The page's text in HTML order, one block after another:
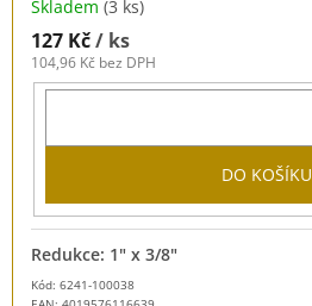
Skladem (3 ks)
127 Kč/ ks
104,96 Kč bez DPH
DO KOŠÍKU
Kód: 6241-100038
Redukce: 1" x 3/8"